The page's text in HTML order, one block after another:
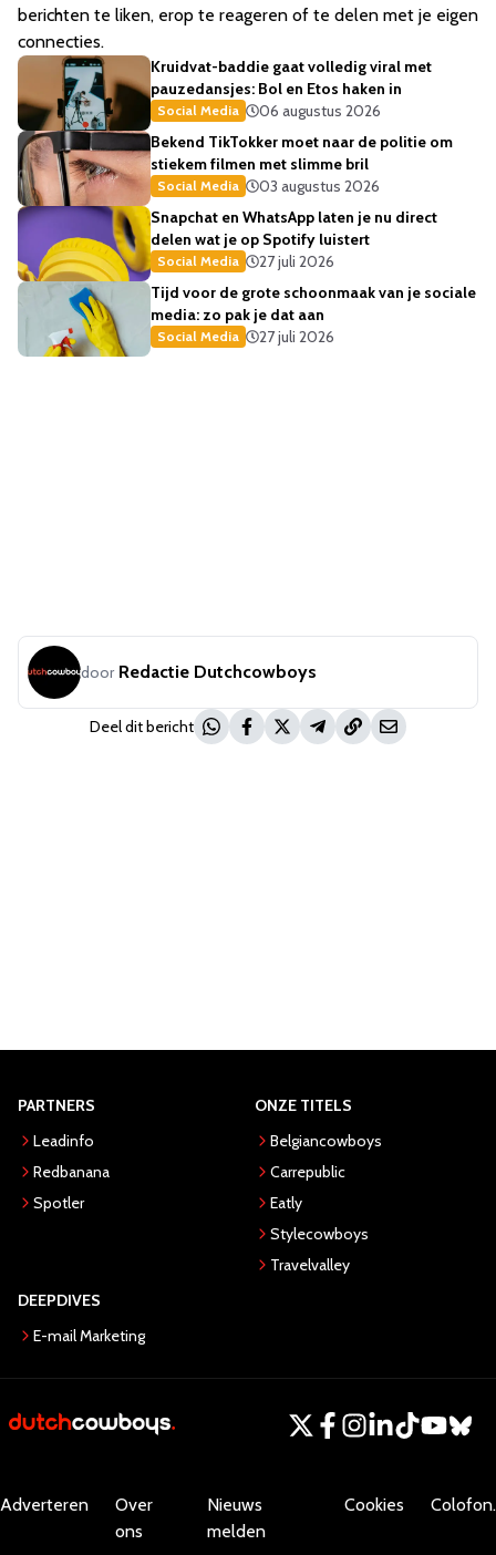
berichten te liken, erop te reageren of te delen met je eigen
connecties.
Kruidvat-baddie gaat volledig viral met
pauzedansjes: Bol en Etos haken in
Social Media
06 augustus 2026
Bekend TikTokker moet naar de politie om
stiekem filmen met slimme bril
Social Media
03 augustus 2026
Snapchat en WhatsApp laten je nu direct
delen wat je op Spotify luistert
Social Media
27 juli 2026
Tijd voor de grote schoonmaak van je sociale
media: zo pak je dat aan
Social Media 27 juli 2026
door Redactie Dutchcowboys
Deel dit bericht
PARTNERS
Leadinfo
Redbanana
Spotler
ONZE TITELS
Belgiancowboys
Carrepublic
Eatly
Stylecowboys
Travelvalley
DEEPDIVES
E-mail Marketing
Adverteren
Over
ons
Nieuws
melden
Cookies Colofon.